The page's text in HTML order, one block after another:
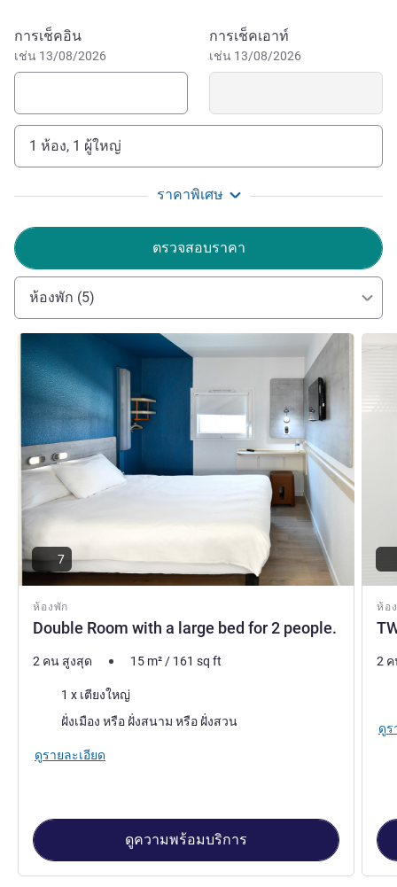
charm of Le Volcan in the city center. For an artistic and
poetic break 15 mins from Honfleur. Ibis budget Le Havre
Les Docks is a 10-minute walk from Docks Vauban
the pretty port of Honfleur in 15 min and Pont de
Normandie in 10 min.
Ideally located 10 minutes walk from the Vauban Docks
shopping mall! By car: direct access to the Étretat Cliffs (30
Normandie (10 mins).
Our assets: an authentic and warm welcome,
impeccable cleanliness, a quiet environment.
Sanne-Sidi TOURE ฝ่ายบริหารโรงแรม
จองโรงแรมนี้
การเช็คอิน
เช่น 13/08/2026
การเช็คเอาท์
เช่น 13/08/2026
1 ห้อง, 1 ผู้ใหญ่
ราคาพิเศษ
ตรวจสอบราคา
ห้องพัก (5)
ห้องพัก
Double Room with a large bed for 2 people.
ดูรายละเอียด
7
2 คน สูงสุด 15 m²/ 161 sq ft
เครื่องนอน
1 x เตียงใหญ่
ฝั่งเมือง หรือ ฝั่งสนาม หรือ ฝั่งสวน
ดูรายละเอียด
ดูความพร้อมบริการ
ห้อ
ดูราย
2
ดูร